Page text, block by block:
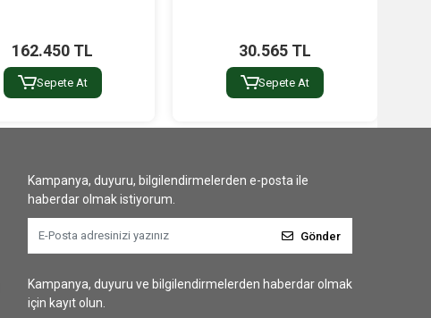
162.450 TL
Sepete At
30.565 TL
Sepete At
Kampanya, duyuru, bilgilendirmelerden e-posta ile
haberdar olmak istiyorum.
Gönder
Kampanya, duyuru ve bilgilendirmelerden haberdar olmak
için kayıt olun.